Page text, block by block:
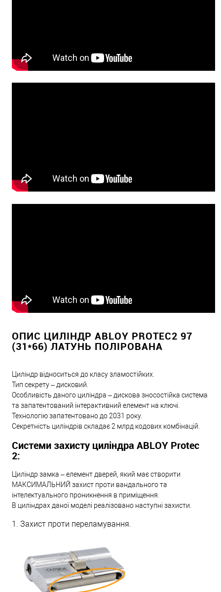
ОПИС ЦИЛІНДР ABLOY PROTEC2 97
(31*66) ЛАТУНЬ ПОЛІРОВАНА
Циліндр відноситься до класу зламостійких.
Тип секрету – дисковий.
Особливість даного циліндра – дискова зносостійка система
та запатентований інтерактивний елемент на ключі.
Технологію запатентовано до 2031 року.
Секретність циліндрів складає 2 млрд кодових комбінацій.
Системи захисту циліндра ABLOY Protec
2:
Циліндр замка – елемент дверей, який має створити
МАКСИМАЛЬНИЙ захист проти вандального та
інтелектуального проникнення в приміщення.
В циліндрах даної моделі реалізовано наступні захисти.
1. Захист проти переламування.